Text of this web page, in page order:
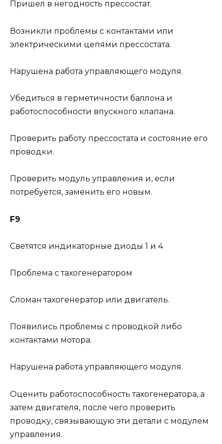
Пришел в негодность прессостат.
Возникли проблемы с контактами или
электрическими цепями прессостата.
Нарушена работа управляющего модуля.
Убедиться в герметичности баллона и
работоспособности впускного клапана.
Проверить работу прессостата и состояние его
проводки.
Проверить модуль управления и, если
потребуется, заменить его новым.
F9
Светятся индикаторные диоды 1 и 4
Проблема с тахогенератором
Сломан тахогенератор или двигатель.
Появились проблемы с проводкой либо
контактами мотора.
Нарушена работа управляющего модуля.
Оценить работоспособность тахогенератора, а
затем двигателя, после чего проверить
проводку, связывающую эти детали с модулем
управления.